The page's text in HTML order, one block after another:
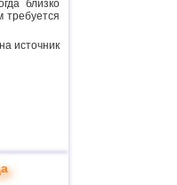
близко
требуется
источник